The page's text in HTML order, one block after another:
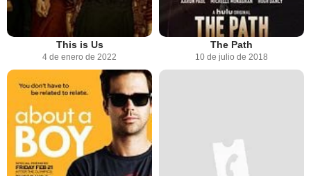
This is Us
4 de enero de 2022
The Path
10 de julio de 2018